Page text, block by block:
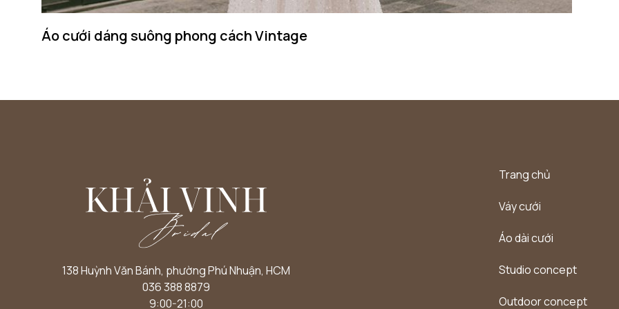
Áo cưới dáng suông phong cách Vintage
138 Huỳnh Văn Bánh, phường Phú Nhuận, HCM
036 388 8879
9:00-21:00
Trang chủ
Váy cưới
Áo dài cưới
Studio concept
Outdoor concept